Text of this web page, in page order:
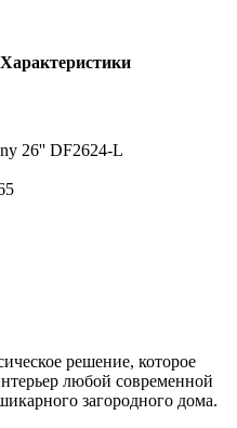
Характеристики
26'' DF2624-L
решение, которое
любой современной
загородного дома.